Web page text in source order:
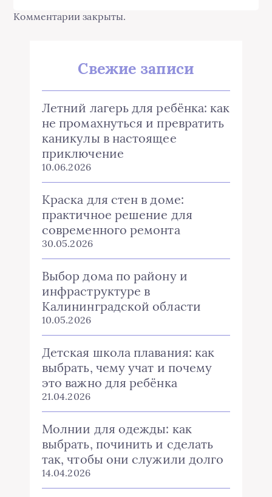
Комментарии закрыты.
Свежие записи
Летний лагерь для ребёнка: как
не промахнуться и превратить
каникулы в настоящее
приключение
10.06.2026
Краска для стен в доме:
практичное решение для
современного ремонта
30.05.2026
Выбор дома по району и
инфраструктуре в
Калининградской области
10.05.2026
Детская школа плавания: как
выбрать, чему учат и почему
это важно для ребёнка
21.04.2026
Молнии для одежды: как
выбрать, починить и сделать
так, чтобы они служили долго
14.04.2026